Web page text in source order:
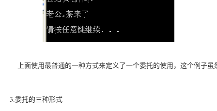
上面使用最普通的一种方式来定义了一个委托的使用，这个例子
3.委托的三种形式